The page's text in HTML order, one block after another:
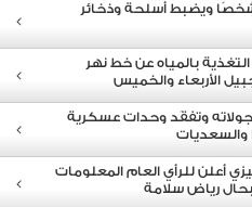
يوقف 20 شخصًا ويضبط أسلحة وذخائر
بالمياه عن خط نهر
الأربعاء والخميس
وتفقَد وحدات عسكرية
أعلن للرأي العام المعلومات
رياض سلامة